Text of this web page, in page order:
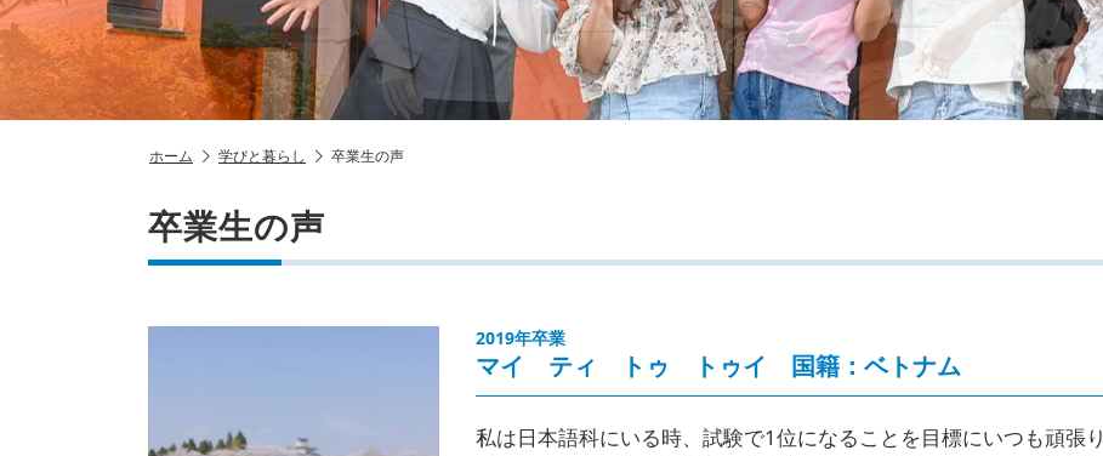
ホーム 学びと暮らし 卒業生の声
卒業生の声
2019年卒業
マイ ティ トゥ トゥイ 国籍：ベトナム
私は日本語科にいる時、試験で1位になることを目標にいつも頑張り